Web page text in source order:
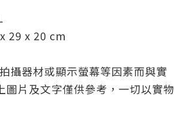
29 x 20 cm
攝器材或顯示螢幕等因素而與實
圖片及文字僅供參考，一切以實物